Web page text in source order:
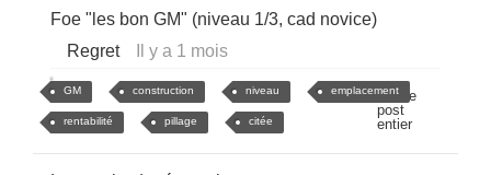
Foe "les bon GM" (niveau 1/3, cad novice)
Regret
Il y a 1 mois
GM construction niveau emplacement
rentabilité pillage citée
Voir le
post
entier